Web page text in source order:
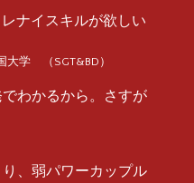
ナイスキルが欲しい
大学 （SGT&BD）
わかるから。さすが
、弱パワーカップル